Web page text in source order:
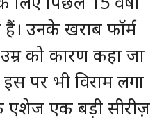
उनके खराब फॉर्म
को कारण कहा जा
पर भी विराम लगा
एशेज एक बड़ी सीरीज़